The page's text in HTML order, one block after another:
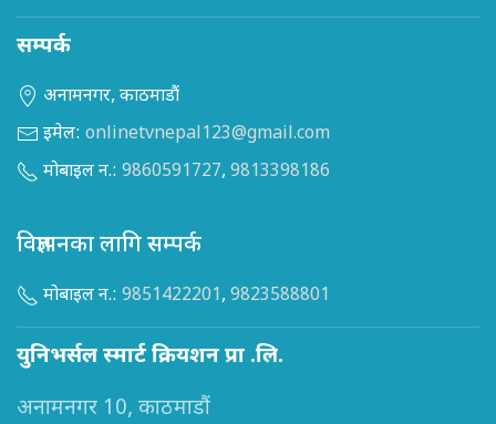
सम्पर्क
अनामनगर, काठमाडौं
इमेल: onlinetvnepal123@gmail.com
मोबाइल न.: 9860591727, 9813398186
विज्ञापनका लागि सम्पर्क
मोबाइल न.: 9851422201, 9823588801
युनिभर्सल स्मार्ट क्रियशन प्रा .लि.
अनामनगर 10, काठमाडौं